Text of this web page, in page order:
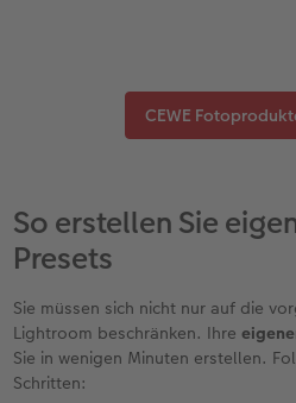
CEWE
So erstellen Sie
Presets
Sie müssen sich nicht nur auf die
Lightroom beschränken. Ihre
Sie in wenigen Minuten erstellen.
Schritten: